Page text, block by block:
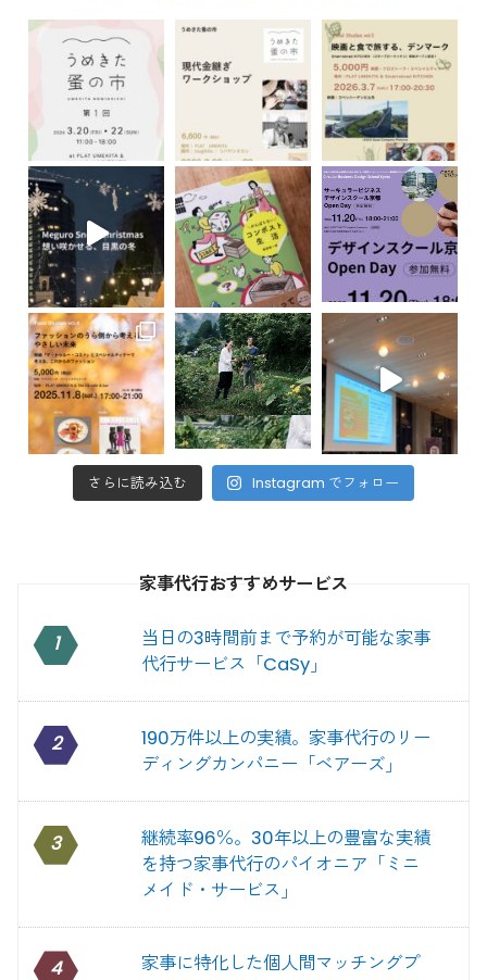
さらに読み込む Instagram でフォロー
家事代行おすすめサービス
1
当日の3時間前まで予約が可能な家事
代行サービス「CaSy」
2
190万件以上の実績。家事代行のリー
ディングカンパニー「ベアーズ」
3
継続率96％。30年以上の豊富な実績
を持つ家事代行のパイオニア「ミニ
メイド・サービス」
4
家事に特化した個人間マッチングプ